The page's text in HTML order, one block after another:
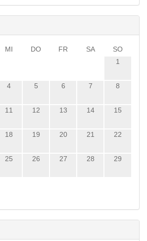
MI DO FR SA
SO
1
4 5 6 7 8
11 12 13 14 15
18 19 20 21 22
25 26 27 28 29